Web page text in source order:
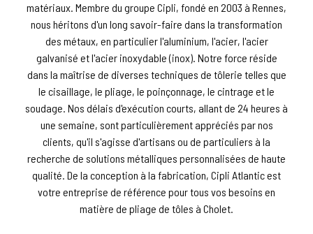
matériaux. Membre du groupe Cipli, fondé en 2003 à Rennes,
nous héritons d'un long savoir-faire dans la transformation
des métaux, en particulier l'aluminium, l'acier, l'acier
galvanisé et l'acier inoxydable (inox). Notre force réside
dans la maîtrise de diverses techniques de tôlerie telles que
le cisaillage, le pliage, le poinçonnage, le cintrage et le
soudage. Nos délais d'exécution courts, allant de 24 heures à
une semaine, sont particulièrement appréciés par nos
clients, qu'il s'agisse d'artisans ou de particuliers à la
recherche de solutions métalliques personnalisées de haute
qualité. De la conception à la fabrication, Cipli Atlantic est
votre entreprise de référence pour tous vos besoins en
matière de pliage de tôles à Cholet.